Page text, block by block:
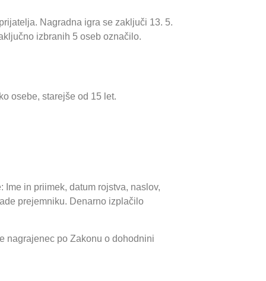
Nagradna igra se zaključi 13. 5.
izbranih 5 oseb označilo.
osebe, starejše od 15 let.
in priimek, datum rojstva, naslov,
prejemniku. Denarno izplačilo
nagrajenec po Zakonu o dohodnini